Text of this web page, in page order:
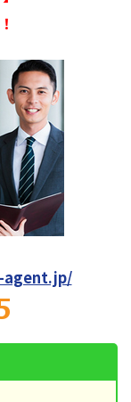
agent.jp/